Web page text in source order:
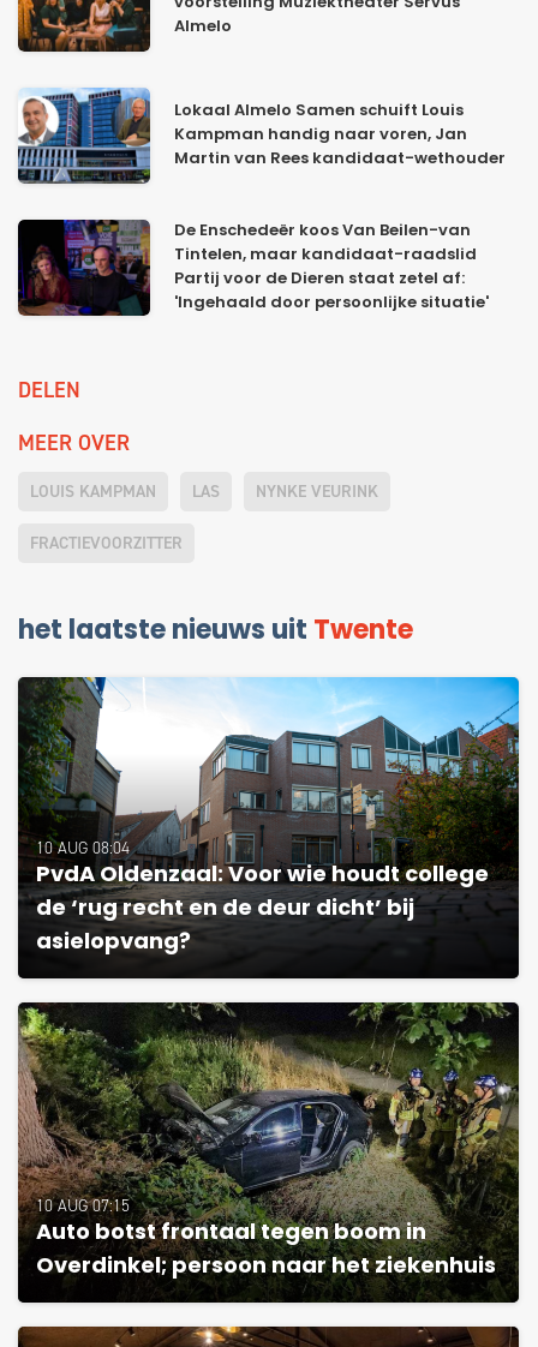
voorstelling Muziektheater Servus
Almelo
Lokaal Almelo Samen schuift Louis
Kampman handig naar voren, Jan
Martin van Rees kandidaat-wethouder
De Enschedeër koos Van Beilen-van
Tintelen, maar kandidaat-raadslid
Partij voor de Dieren staat zetel af:
'Ingehaald door persoonlijke situatie'
DELEN
MEER OVER
LOUIS KAMPMAN LAS NYNKE VEURINK
FRACTIEVOORZITTER
het laatste nieuws uit Twente
10 AUG 08:04
PvdA Oldenzaal: Voor wie houdt college
de ‘rug recht en de deur dicht’ bij
asielopvang?
10 AUG 07:15
Auto botst frontaal tegen boom in
Overdinkel; persoon naar het ziekenhuis